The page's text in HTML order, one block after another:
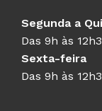
Segunda a
Das 9h às
Sexta-feira
Das 9h às